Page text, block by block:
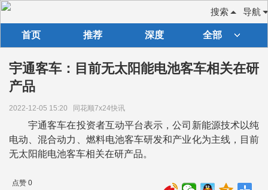
导航
搜索
首页 推荐 深度 全部
宇通客车：目前无太阳能电池客车相关在研
产品
2022-12-05 15:20 同花顺7x24快讯
宇通客车在投资者互动平台表示，公司新能源技术以纯
电动、混合动力、燃料电池客车研发和产业化为主线，目前
无太阳能电池客车相关在研产品。
点赞 0